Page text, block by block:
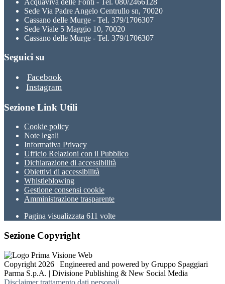
Sede Via Padre Angelo Centrullo sn, 70020
Cassano delle Murge - Tel. 379/1706307
Sede Viale 5 Maggio 10, 70020
Cassano delle Murge - Tel. 379/1706307
Seguici su
Facebook
Instagram
Sezione Link Utili
Cookie policy
Note legali
Informativa Privacy
Ufficio Relazioni con il Pubblico
Dichiarazione di accessibilità
Obiettivi di accessibilità
Whistleblowing
Gestione consensi cookie
Amministrazione trasparente
Pagina visualizzata 611 volte
Sezione Copyright
Copyright 2026 | Engineered and powered by Gruppo Spaggiari
Parma S.p.A. | Divisione Publishing & New Social Media
Disclaimer trattamento dati personali